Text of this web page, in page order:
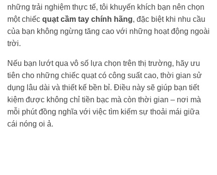
những trải nghiệm thực tế, tôi khuyến khích bạn nên chọn
một chiếc quạt cầm tay chính hãng, đặc biệt khi nhu cầu
của bạn không ngừng tăng cao với những hoạt động ngoài
trời.
Nếu bạn lướt qua vô số lựa chọn trên thị trường, hãy ưu
tiên cho những chiếc quạt có công suất cao, thời gian sử
dụng lâu dài và thiết kế bền bỉ. Điều này sẽ giúp bạn tiết
kiệm được không chỉ tiền bạc mà còn thời gian – nơi mà
mỗi phút đồng nghĩa với việc tìm kiếm sự thoải mái giữa
cái nóng oi ả.